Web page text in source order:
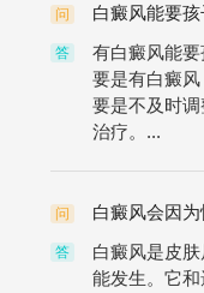
问 白癜风能要
答
有白癜风能要
要是有白癜风
要是不及时
治疗。...
问 白癜风会因
答
白癜风是皮
能发生。它和